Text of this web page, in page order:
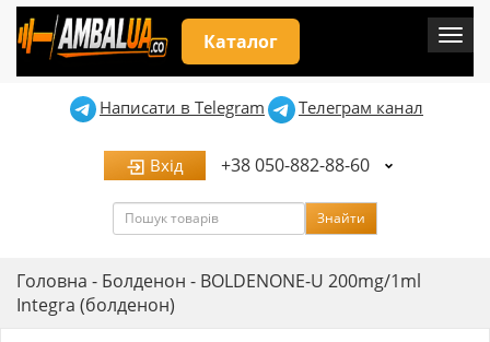
Каталог
Написати в Telegram Телеграм канал
Вхід +38 050-882-88-60
Пошук Знайти
Головна - Болденон - BOLDENONE-U 200mg/1ml
Integra (болденон)